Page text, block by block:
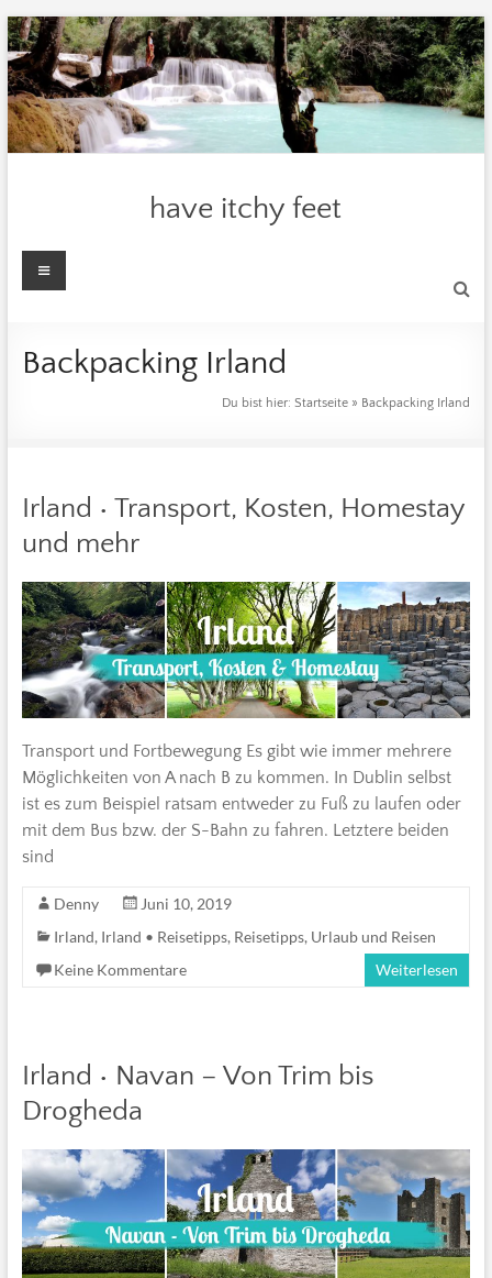
Zum
Inhalt
springen
have itchy feet
Menü
Backpacking Irland
Du bist hier:Startseite » Backpacking Irland
Irland • Transport, Kosten, Homestay
und mehr
Transport und Fortbewegung Es gibt wie immer mehrere
Möglichkeiten von A nach B zu kommen. In Dublin selbst
ist es zum Beispiel ratsam entweder zu Fuß zu laufen oder
mit dem Bus bzw. der S-Bahn zu fahren. Letztere beiden
sind
Denny
Juni 10, 2019
Irland, Irland • Reisetipps, Reisetipps, Urlaub und Reisen
Keine Kommentare
Weiterlesen
Irland • Navan – Von Trim bis
Drogheda